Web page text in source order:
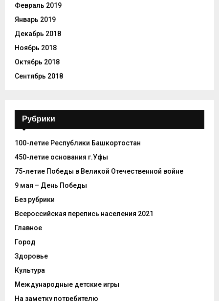
Февраль 2019
Январь 2019
Декабрь 2018
Ноябрь 2018
Октябрь 2018
Сентябрь 2018
Рубрики
100-летие Республики Башкортостан
450-летие основания г.Уфы
75-летие Победы в Великой Отечественной войне
9 мая – День Победы
Без рубрики
Всероссийская перепись населения 2021
Главное
Город
Здоровье
Культура
Международные детские игры
На заметку потребителю